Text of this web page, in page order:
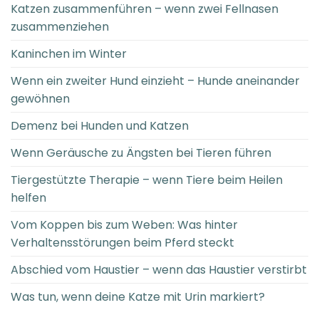
Katzen zusammenführen – wenn zwei Fellnasen
zusammenziehen
Kaninchen im Winter
Wenn ein zweiter Hund einzieht – Hunde aneinander
gewöhnen
Demenz bei Hunden und Katzen
Wenn Geräusche zu Ängsten bei Tieren führen
Tiergestützte Therapie – wenn Tiere beim Heilen
helfen
Vom Koppen bis zum Weben: Was hinter
Verhaltensstörungen beim Pferd steckt
Abschied vom Haustier – wenn das Haustier verstirbt
Was tun, wenn deine Katze mit Urin markiert?